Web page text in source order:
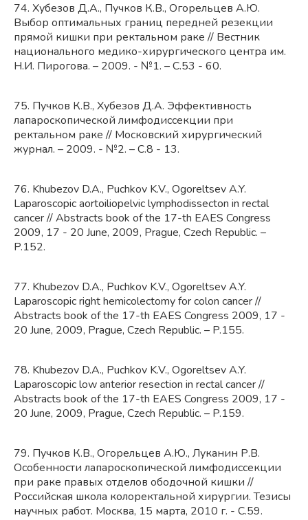
74. Хубезов Д.А., Пучков К.В., Огорельцев А.Ю.
Выбор оптимальных границ передней резекции
прямой кишки при ректальном раке // Вестник
национального медико-хирургического центра им.
Н.И. Пирогова. – 2009. - №1. – С.53 - 60.
75. Пучков К.В., Хубезов Д.А. Эффективность
лапароскопической лимфодиссекции при
ректальном раке // Московский хирургический
журнал. – 2009. - №2. – С.8 - 13.
76. Khubezov D.A., Puchkov K.V., Ogoreltsev A.Y.
Laparoscopic aortoiliopelvic lymphodissecton in rectal
cancer // Abstracts book of the 17-th EAES Congress
2009, 17 - 20 June, 2009, Prague, Czech Republic. –
P.152.
77. Khubezov D.A., Puchkov K.V., Ogoreltsev A.Y.
Laparoscopic right hemicolectomy for colon cancer //
Abstracts book of the 17-th EAES Congress 2009, 17 -
20 June, 2009, Prague, Czech Republic. – P.155.
78. Khubezov D.A., Puchkov K.V., Ogoreltsev A.Y.
Laparoscopic low anterior resection in rectal cancer //
Abstracts book of the 17-th EAES Congress 2009, 17 -
20 June, 2009, Prague, Czech Republic. – P.159.
79. Пучков К.В., Огорельцев А.Ю., Луканин Р.В.
Особенности лапароскопической лимфодиссекции
при раке правых отделов ободочной кишки //
Российская школа колоректальной хирургии. Тезисы
научных работ. Москва, 15 марта, 2010 г. - С.59.